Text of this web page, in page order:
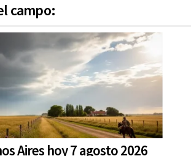
campo:
Aires hoy 7 agosto 2026